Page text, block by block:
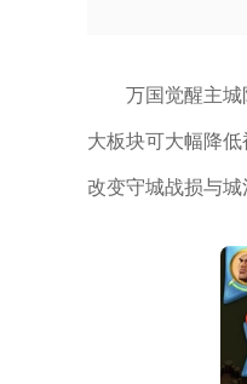
万国觉醒主
大板块可大幅降
改变守城战损与城